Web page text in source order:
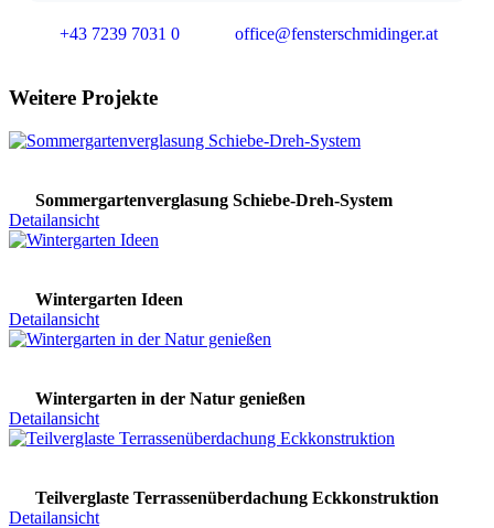
+43 7239 7031 0 office@fensterschmidinger.at
Weitere Projekte
Sommergartenverglasung Schiebe-Dreh-System
Detailansicht
Wintergarten Ideen
Detailansicht
Wintergarten in der Natur genießen
Detailansicht
Teilverglaste Terrassenüberdachung Eckkonstruktion
Detailansicht